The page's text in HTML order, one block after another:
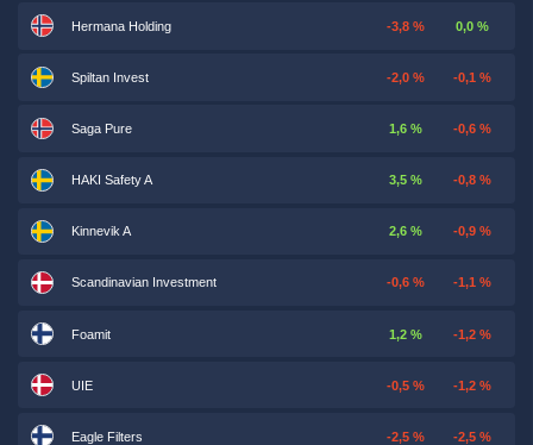
Hermana Holding -3,8 % 0,0 %
Spiltan Invest -2,0 % -0,1 %
Saga Pure 1,6 % -0,6 %
HAKI Safety A 3,5 % -0,8 %
Kinnevik A 2,6 % -0,9 %
Scandinavian Investment -0,6 % -1,1 %
Foamit 1,2 % -1,2 %
UIE -0,5 % -1,2 %
Eagle Filters -2,5 % -2,5 %